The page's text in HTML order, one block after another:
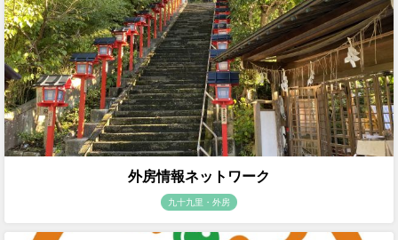
外房情報ネットワーク
九十九里・外房